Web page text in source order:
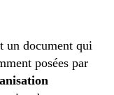
un document qui
posées par